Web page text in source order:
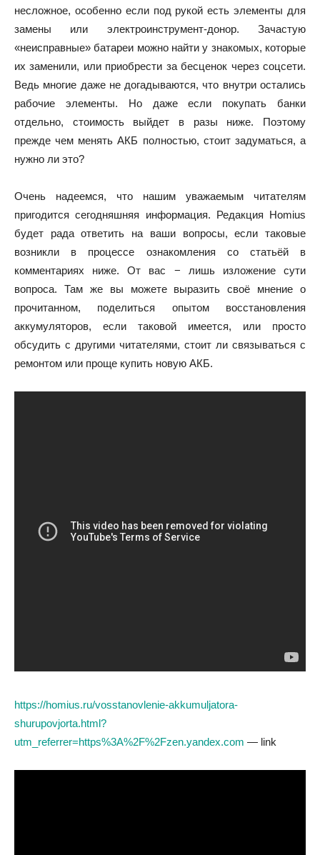
несложное, особенно если под рукой есть элементы для
замены или электроинструмент-донор. Зачастую
«неисправные» батареи можно найти у знакомых, которые
их заменили, или приобрести за бесценок через соцсети.
Ведь многие даже не догадываются, что внутри остались
рабочие элементы. Но даже если покупать банки
отдельно, стоимость выйдет в разы ниже. Поэтому
прежде чем менять АКБ полностью, стоит задуматься, а
нужно ли это?
Очень надеемся, что нашим уважаемым читателям
пригодится сегодняшняя информация. Редакция Homius
будет рада ответить на ваши вопросы, если таковые
возникли в процессе ознакомления со статьёй в
комментариях ниже. От вас − лишь изложение сути
вопроса. Там же вы можете выразить своё мнение о
прочитанном, поделиться опытом восстановления
аккумуляторов, если таковой имеется, или просто
обсудить с другими читателями, стоит ли связываться с
ремонтом или проще купить новую АКБ.
https://homius.ru/vosstanovlenie-akkumuljatora-
shurupovjorta.html?
utm_referrer=https%3A%2F%2Fzen.yandex.com — link